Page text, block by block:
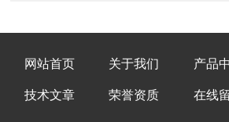
网站首页 关于我们 产品
技术文章 荣誉资质 在线